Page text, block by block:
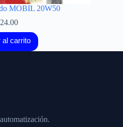
MOBIL 20W50
al carrito